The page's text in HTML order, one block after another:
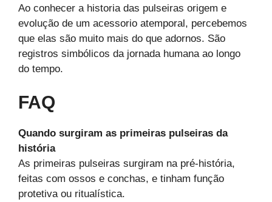
Ao conhecer a historia das pulseiras origem e
evolução de um acessorio atemporal, percebemos
que elas são muito mais do que adornos. São
registros simbólicos da jornada humana ao longo
do tempo.
FAQ
Quando surgiram as primeiras pulseiras da
história
As primeiras pulseiras surgiram na pré-história,
feitas com ossos e conchas, e tinham função
protetiva ou ritualística.